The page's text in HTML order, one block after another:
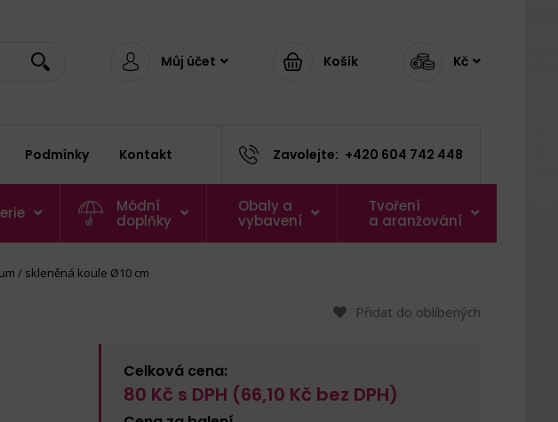
Můj účet Košík Kč
Podmínky Kontakt Zavolejte: +420 604 742 448
Módní
doplňky
Obaly a
vybavení
Tvoření
a aranžování
/ skleněná koule Ø10 cm
Přidat do oblíbených
Celková cena:
80 Kč s DPH (66,10 Kč bez DPH)